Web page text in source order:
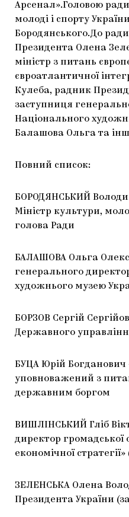
Арсенал».Головою
молоді і спорту
Бородянського.До
Президента Олена
міністр з питань
євроатлантичної
Кулеба, радник
заступниця
Національного
Балашова Ольга та
Повний список:
БОРОДЯНСЬКИЙ
Міністр культури,
голова Ради
БАЛАШОВА Ольга
генерального
художнього музею
БОРЗОВ Сергій
Державного
БУЦА Юрій Богданович
уповноважений з
державним боргом
ВИШЛІНСЬКИЙ Гліб
директор громадської
економічної
ЗЕЛЕНСЬКА Олена
Президента України